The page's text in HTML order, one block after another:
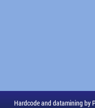
Hardcode and datamining by